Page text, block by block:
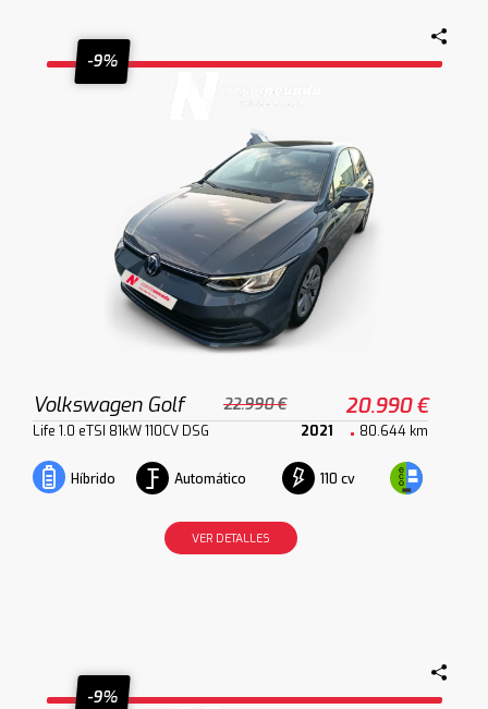
-9%
Volkswagen Golf 22.990 € 20.990 €
Life 1.0 eTSI 81kW 110CV DSG 2021 80.644 km
Híbrido Automático 110 cv
VER DETALLES
-9%